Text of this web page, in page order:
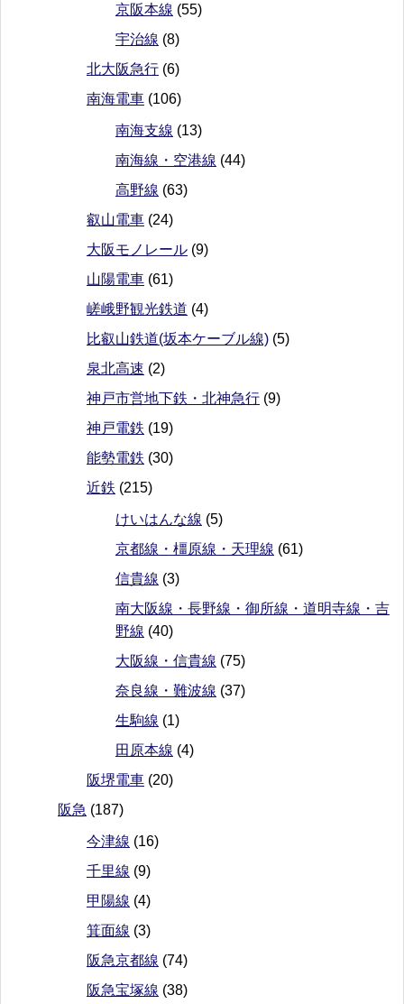
京阪本線 (55)
宇治線 (8)
北大阪急行 (6)
南海電車 (106)
南海支線 (13)
南海線・空港線 (44)
高野線 (63)
叡山電車 (24)
大阪モノレール (9)
山陽電車 (61)
嵯峨野観光鉄道 (4)
比叡山鉄道(坂本ケーブル線) (5)
泉北高速 (2)
神戸市営地下鉄・北神急行 (9)
神戸電鉄 (19)
能勢電鉄 (30)
近鉄 (215)
けいはんな線 (5)
京都線・橿原線・天理線 (61)
信貴線 (3)
南大阪線・長野線・御所線・道明寺線・吉
野線 (40)
大阪線・信貴線 (75)
奈良線・難波線 (37)
生駒線 (1)
田原本線 (4)
阪堺電車 (20)
阪急 (187)
今津線 (16)
千里線 (9)
甲陽線 (4)
箕面線 (3)
阪急京都線 (74)
阪急宝塚線 (38)